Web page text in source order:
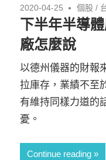
2020-04-25 個股 /
下半年半導
廠怎麼說
以德州儀器的財報
拉庫存，業績不至
有維持同樣力道的
憂。
Continue reading